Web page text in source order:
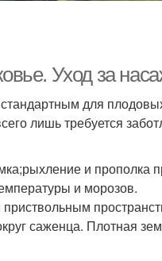
Уход за
для
лишь требуется
и прополка
и морозов.
саженца. Плотная